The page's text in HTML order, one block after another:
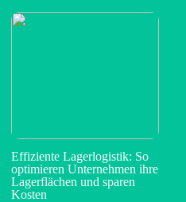
Effiziente Lagerlogistik: So
optimieren Unternehmen ihre
Lagerflächen und sparen
Kosten